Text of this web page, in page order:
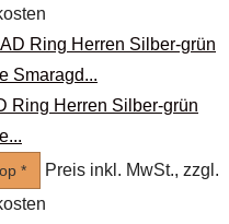
Ring Herren Silber-grün
*
Preis inkl. MwSt., zzgl.